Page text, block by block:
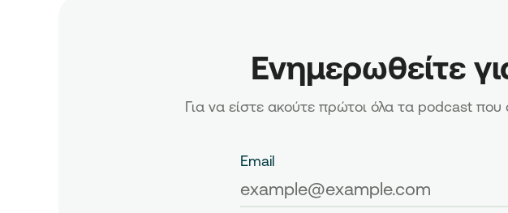
Ενημερωθείτε
Για να είστε ακούτε πρώτοι όλα τα podcast
Email